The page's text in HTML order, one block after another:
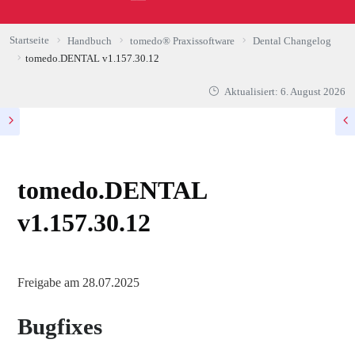
Startseite Handbuch tomedo® Praxissoftware
Dental Changelog
tomedo.DENTAL v1.157.30.12
Aktualisiert: 6. August 2026
tomedo.DENTAL
v1.157.30.12
Freigabe am 28.07.2025
Bugfixes